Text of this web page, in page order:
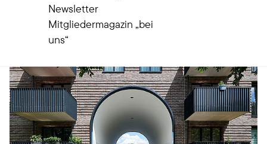
Newsletter
Mitgliedermagazin „bei
uns“